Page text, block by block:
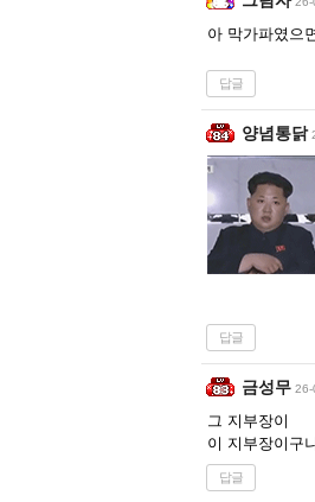
아 막가파였으
답글
양념통닭
답글
금성무 26-
그 지부장이
이 지부장이구
답글